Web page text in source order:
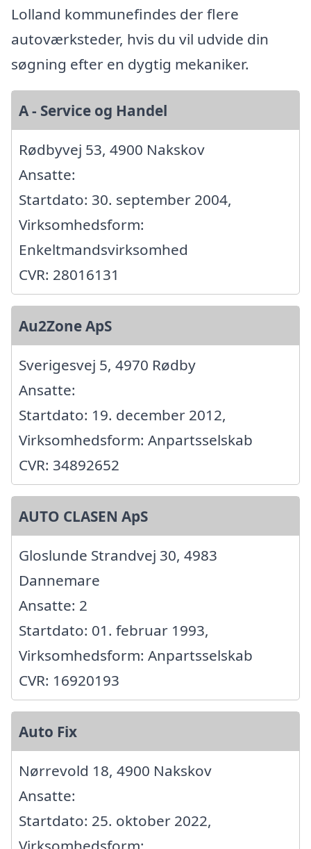
Lolland kommunefindes der flere
autoværksteder, hvis du vil udvide din
søgning efter en dygtig mekaniker.
A - Service og Handel
Rødbyvej 53, 4900 Nakskov
Ansatte:
Startdato: 30. september 2004,
Virksomhedsform:
Enkeltmandsvirksomhed
CVR: 28016131
Au2Zone ApS
Sverigesvej 5, 4970 Rødby
Ansatte:
Startdato: 19. december 2012,
Virksomhedsform: Anpartsselskab
CVR: 34892652
AUTO CLASEN ApS
Gloslunde Strandvej 30, 4983
Dannemare
Ansatte: 2
Startdato: 01. februar 1993,
Virksomhedsform: Anpartsselskab
CVR: 16920193
Auto Fix
Nørrevold 18, 4900 Nakskov
Ansatte:
Startdato: 25. oktober 2022,